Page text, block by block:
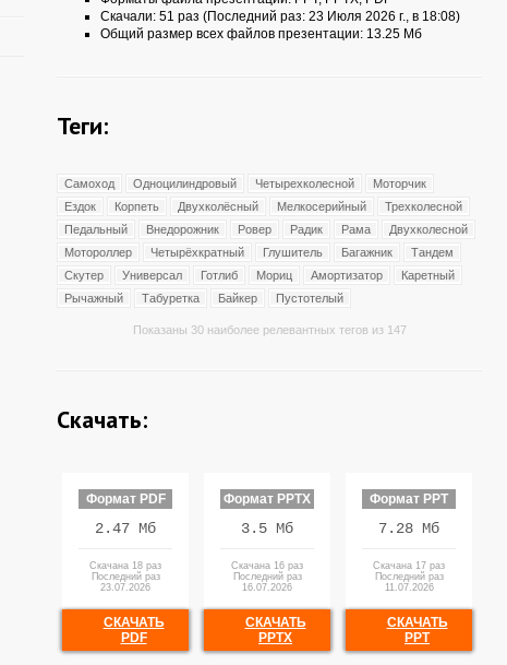
Скачали: 51 раз (Последний раз: 23 Июля 2026 г., в 18:08)
Общий размер всех файлов презентации: 13.25 Мб
Теги:
Самоход Одноцилиндровый Четырехколесной
Моторчик
Ездок
Корпеть Двухколёсный Мелкосерийный
Трехколесной
Педальный
Внедорожник Ровер Радик Рама
Двухколесной
Мотороллер
Четырёхкратный Глушитель Багажник
Тандем
Скутер
Универсал Готлиб Мориц Амортизатор
Каретный
Рычажный
Табуретка Байкер Пустотелый
Показаны 30 наиболее релевантных тегов из 147
Скачать:
Формат PDF
2.47 Мб
Скачана 18 раз
Последний раз
23.07.2026
СКАЧАТЬ
PDF
Формат PPTX
3.5 Мб
Скачана 16 раз
Последний раз
16.07.2026
СКАЧАТЬ
PPTX
Формат PPT
7.28 Мб
Скачана 17 раз
Последний раз
11.07.2026
СКАЧАТЬ
PPT